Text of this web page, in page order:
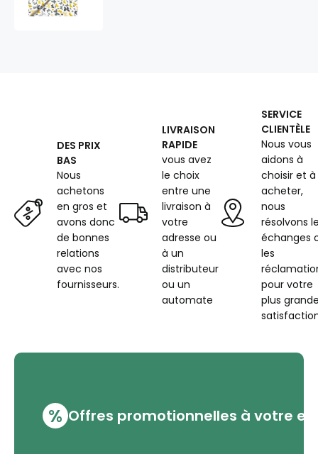
DES PRIX
BAS
Nous
achetons
en gros et
avons donc
de bonnes
relations
avec nos
fournisseurs.
LIVRAISON
RAPIDE
vous avez
le choix
entre une
livraison à
votre
adresse ou
à un
distributeur
ou un
automate
SERVICE
CLIENTÈLE
Nous vous
aidons à
choisir et à
acheter,
nous
résolvons
échanges
les
pour votre
plus
% Offres promotionnelles à votre